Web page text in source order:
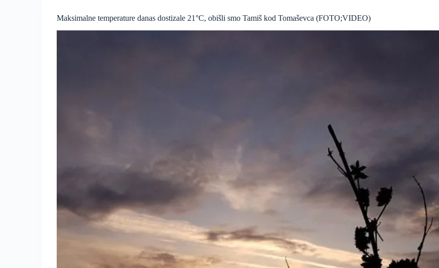
Vojvodine,
oblake
Maksimalne temperature danas dostizale 21°C, obišli smo Tamiš kod Tomaševca (FOTO;VIDEO)